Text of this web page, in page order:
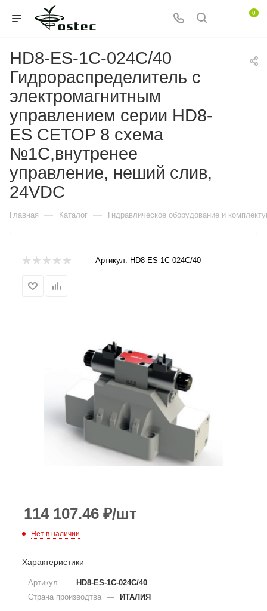
0
HD8-ES-1C-024C/40
Гидрораспределитель с
электромагнитным
управлением серии HD8-
ES CETOP 8 схема
№1C,внутренее
управление, неший слив,
24VDC
Главная — Каталог — Гидравлическое оборудование и
Артикул: HD8-ES-1C-024C/40
114 107.46 ₽/шт
Нет в наличии
Характеристики
Артикул — HD8-ES-1C-024C/40
Страна производтва — ИТАЛИЯ